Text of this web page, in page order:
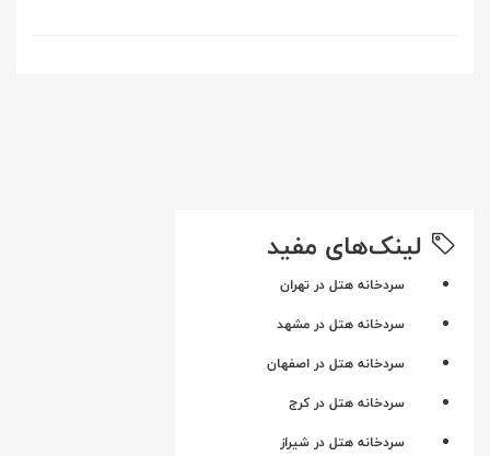
لینک‌های مفید
سردخانه هتل در تهران
سردخانه هتل در مشهد
سردخانه هتل در اصفهان
سردخانه هتل در کرج
سردخانه هتل در شیراز